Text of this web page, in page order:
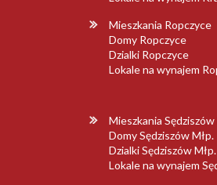
Mieszkania Ropczyce
Domy Ropczyce
Dzialki Ropczyce
Lokale na wynajem
Mieszkania Sędziszów
Domy Sędziszów Młp.
Dzialki Sędziszów Młp.
Lokale na wynajem